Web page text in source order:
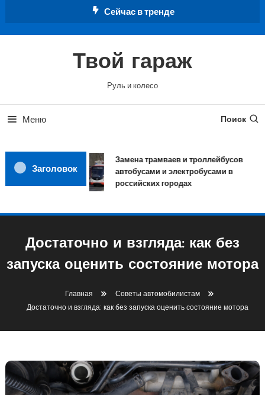
Сейчас в тренде
Твой гараж
Руль и колесо
Меню Поиск
Заголовок
Замена трамваев и троллейбусов
автобусами и электробусами в
российских городах
Достаточно и взгляда: как без
запуска оценить состояние мотора
Главная
Советы автомобилистам
Достаточно и взгляда: как без запуска оценить состояние мотора